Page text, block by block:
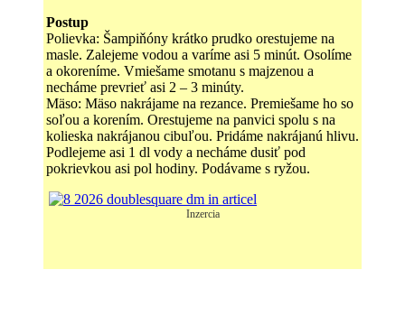
Postup
Polievka: Šampiňóny krátko prudko orestujeme na
masle. Zalejeme vodou a varíme asi 5 minút. Osolíme
a okoreníme. Vmiešame smotanu s majzenou a
necháme prevrieť asi 2 – 3 minúty.
Mäso: Mäso nakrájame na rezance. Premiešame ho so
soľou a korením. Orestujeme na panvici spolu s na
kolieska nakrájanou cibuľou. Pridáme nakrájanú hlivu.
Podlejeme asi 1 dl vody a necháme dusiť pod
pokrievkou asi pol hodiny. Podávame s ryžou.
Inzercia